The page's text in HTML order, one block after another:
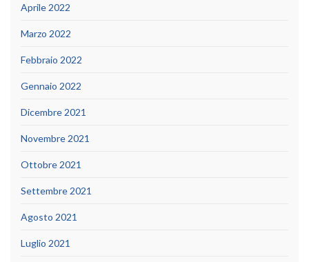
Aprile 2022
Marzo 2022
Febbraio 2022
Gennaio 2022
Dicembre 2021
Novembre 2021
Ottobre 2021
Settembre 2021
Agosto 2021
Luglio 2021